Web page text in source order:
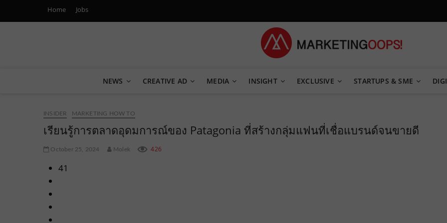
Home Jobs
Marketing Oops!
NEWS CREATIVE AD MEDIA INSIGHT EXCLUSIVE STARTUPS & SME
INSIDER MARKETING HOW TO
เรียนรู้การตลาดอุดมการณ์ของ Patagonia ที่สร้างกลุ่มแฟนที่เชื่อแบรนด์จนขายดี
October 25, 2024 Molek 426
41